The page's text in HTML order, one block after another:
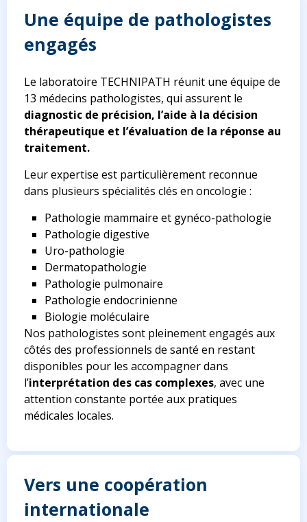
Une équipe de pathologistes
engagés
Le laboratoire TECHNIPATH réunit une équipe de
13 médecins pathologistes, qui assurent le
diagnostic de précision, l’aide à la décision
thérapeutique et l’évaluation de la réponse au
traitement.
Leur expertise est particulièrement reconnue
dans plusieurs spécialités clés en oncologie :
Pathologie mammaire et gynéco-pathologie
Pathologie digestive
Uro-pathologie
Dermatopathologie
Pathologie pulmonaire
Pathologie endocrinienne
Biologie moléculaire
Nos pathologistes sont pleinement engagés aux
côtés des professionnels de santé en restant
disponibles pour les accompagner dans
l’interprétation des cas complexes, avec une
attention constante portée aux pratiques
médicales locales.
Vers une coopération
internationale